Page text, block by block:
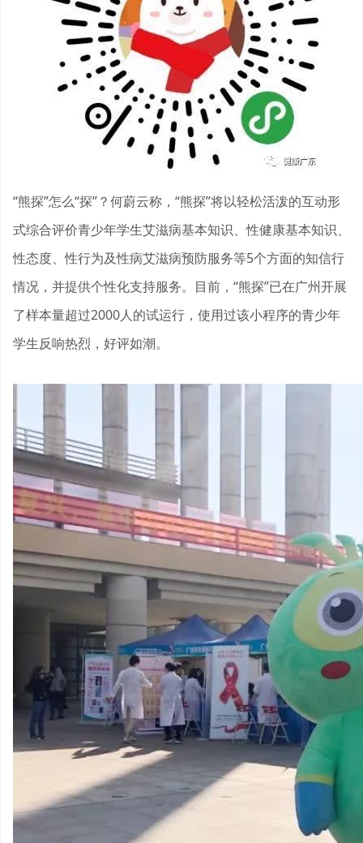
“熊探”怎么“探”？何蔚云称，“熊探”将以轻松活泼的互动形
式综合评价青少年学生艾滋病基本知识、性健康基本知识、
性态度、性行为及性病艾滋病预防服务等5个方面的知信行
情况，并提供个性化支持服务。目前，“熊探”已在广州开展
了样本量超过2000人的试运行，使用过该小程序的青少年
学生反响热烈，好评如潮。